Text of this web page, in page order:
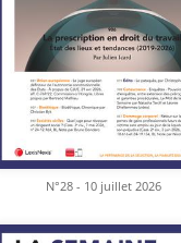
N°28 - 10 juillet 2026